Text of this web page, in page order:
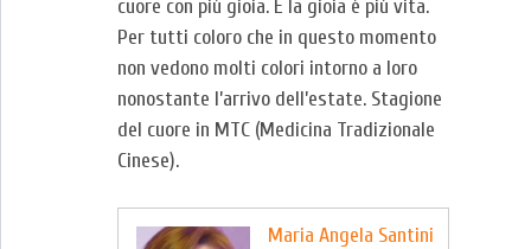
cuore con più gioia. E la gioia è più vita.
Per tutti coloro che in questo momento
non vedono molti colori intorno a loro
nonostante l’arrivo dell’estate. Stagione
del cuore in MTC (Medicina Tradizionale
Cinese).
Maria Angela Santini